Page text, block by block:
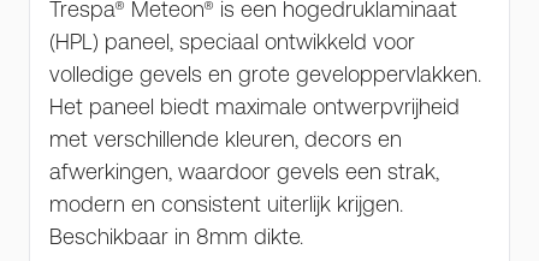
Trespa® Meteon® is een hogedruklaminaat
(HPL) paneel, speciaal ontwikkeld voor
volledige gevels en grote geveloppervlakken.
Het paneel biedt maximale ontwerpvrijheid
met verschillende kleuren, decors en
afwerkingen, waardoor gevels een strak,
modern en consistent uiterlijk krijgen.
Beschikbaar in 8mm dikte.